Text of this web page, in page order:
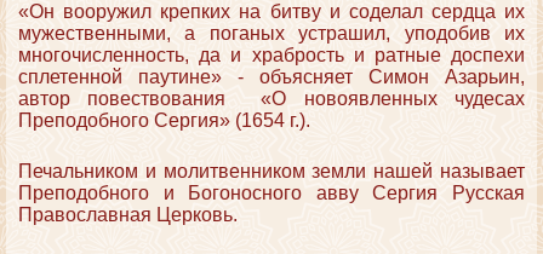
«Он вооружил крепких на битву и соделал сердца их
мужественными, а поганых устрашил, уподобив их
многочисленность, да и храбрость и ратные доспехи
сплетенной паутине» - объясняет Симон Азарьин,
автор повествования «О новоявленных чудесах
Преподобного Сергия» (1654 г.).
Печальником и молитвенником земли нашей называет
Преподобного и Богоносного авву Сергия Русская
Православная Церковь.